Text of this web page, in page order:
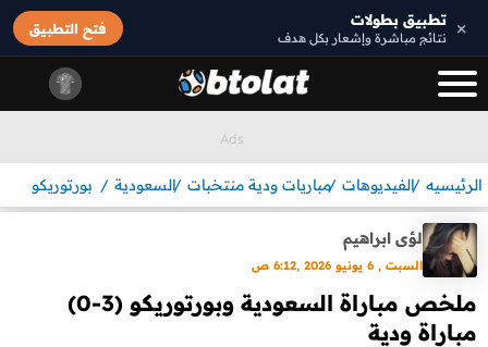
× تطبيق بطولات
نتائج مباشرة وإشعار بكل هدف
فتح التطبيق
الرئيسيه الفيديوهات مباريات ودية منتخبات السعودية بورتوريكو
لؤى ابراهيم
السبت , 6 يونيو 2026 ,6:12 ص
ملخص مباراة السعودية وبورتوريكو (3-0)
مباراة ودية